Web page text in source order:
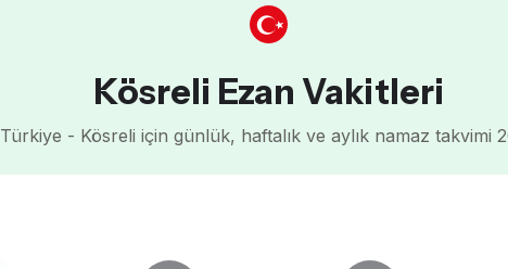
Kösreli Ezan Vakitleri
Türkiye - Kösreli için günlük, haftalık ve aylık namaz takvimi